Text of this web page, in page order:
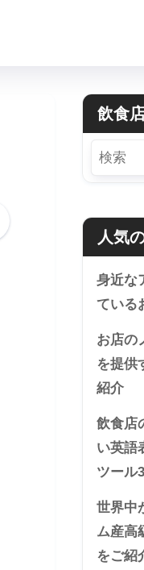
飲食
人気
身近な
ている
お店の
を提供
紹介
飲食店
い英語
ツール
世界中
ム産高
をご紹